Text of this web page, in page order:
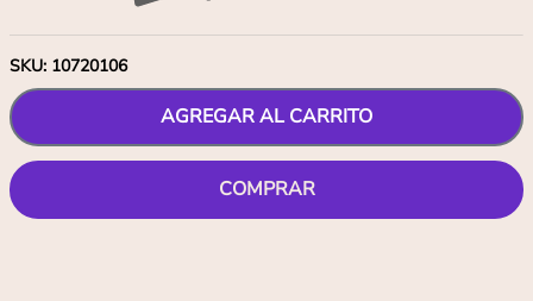
SKU: 10720106
AGREGAR AL CARRITO
COMPRAR